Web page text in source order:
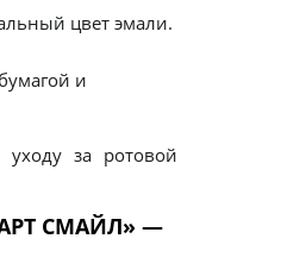
цвет эмали.
и
за ротовой
СМАЙЛ» —